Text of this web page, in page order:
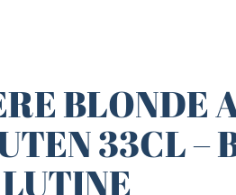
BLONDE
33CL –